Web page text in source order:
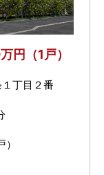
円（1戸）
丁目２番